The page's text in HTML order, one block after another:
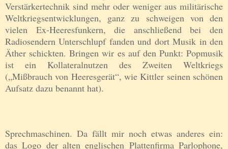
Verstärkertechnik sind mehr oder weniger aus militärische
Weltkriegsentwicklungen, ganz zu schweigen von den
vielen Ex-Heeresfunkern, die anschließendbei den
Radiosendern Unterschlupf fanden und dort Musik in den
Äther schickten. Bringen wir es auf den Punkt: Popmusik
ist ein Kollateralnutzen des Zweiten Weltkriegs
(„Mißbrauch von Heeresgerät“, wie Kittler seinen schönen
Aufsatz dazu benannt hat).
Sprechmaschinen. Da fällt mir noch etwas anderes ein:
das Logo der alten englischen Plattenfirma Parlophone,